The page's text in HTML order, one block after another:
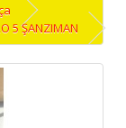
5 ŞANZIMAN